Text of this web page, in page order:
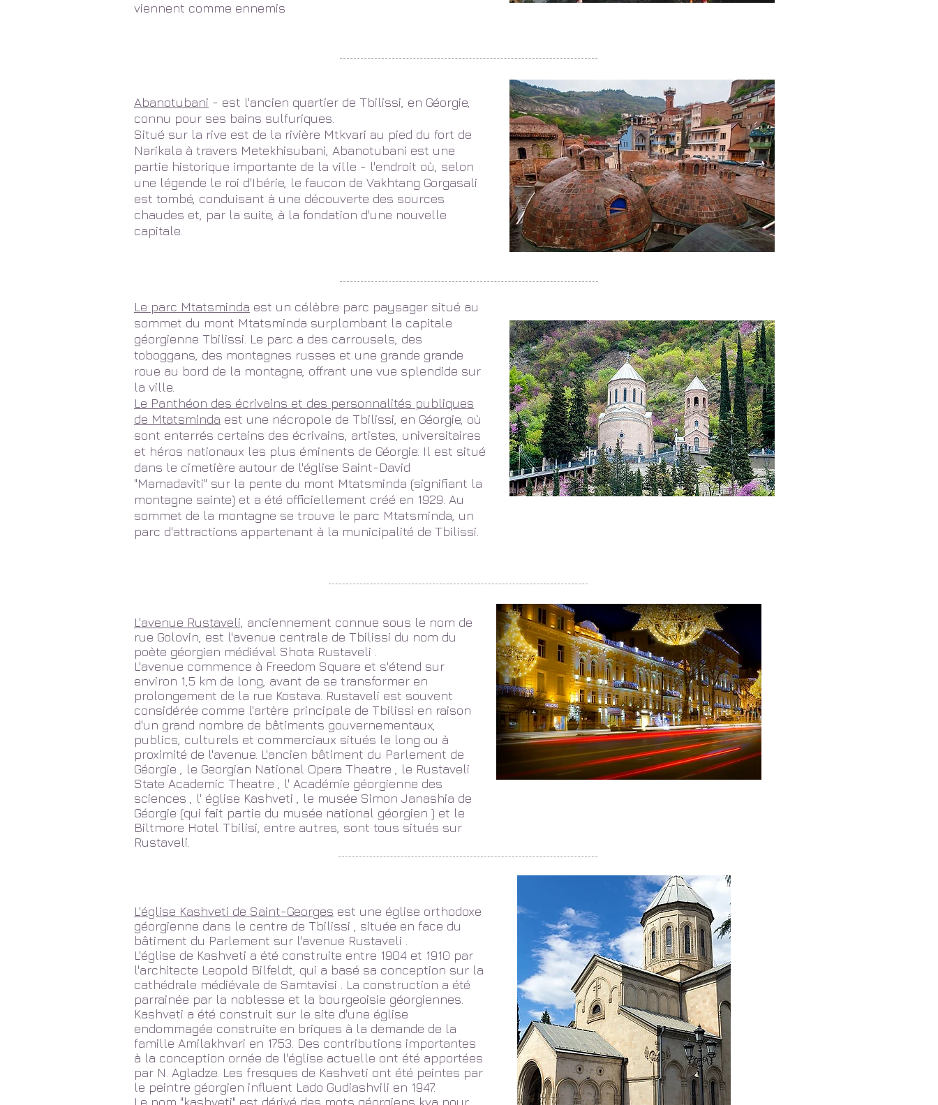
viennent comme ennemis
Abanotubani - est l'ancien quartier de Tbilissi, en Géorgie,
connu pour ses bains sulfuriques.
Situé sur la rive est de la rivière Mtkvari au pied du fort de
Narikala à travers Metekhisubani, Abanotubani est une
partie historique importante de la ville - l'endroit où, selon
une légende le roi d'Ibérie, le faucon de Vakhtang Gorgasali
est tombé, conduisant à une découverte des sources
chaudes et, par la suite, à la fondation d'une nouvelle
capitale.
Le parc Mtatsminda est un célèbre parc paysager situé au
sommet du mont Mtatsminda surplombant la capitale
géorgienne Tbilissi. Le parc a des carrousels, des
toboggans, des montagnes russes et une grande grande
roue au bord de la montagne, offrant une vue splendide sur
la ville.
Le Panthéon des écrivains et des personnalités publiques
de Mtatsminda est une nécropole de Tbilissi, en Géorgie, où
sont enterrés certains des écrivains, artistes, universitaires
et héros nationaux les plus éminents de Géorgie. Il est situé
dans le cimetière autour de l'église Saint-David
"Mamadaviti" sur la pente du mont Mtatsminda (signifiant la
montagne sainte) et a été officiellement créé en 1929. Au
sommet de la montagne se trouve le parc Mtatsminda, un
parc d'attractions appartenant à la municipalité de Tbilissi.
L'avenue Rustaveli, anciennement connue sous le nom de
rue Golovin, est l'avenue centrale de Tbilissi du nom du
poète géorgien médiéval Shota Rustaveli
L'avenue commence à Freedom Square et s'étend sur
environ 1,5 km de long, avant de se transformer en
prolongement de la rue Kostava. Rustaveli est souvent
considérée comme l'artère principale de Tbilissi en raison
d'un grand nombre de bâtiments gouvernementaux,
publics, culturels et commerciaux situés le long ou à
proximité de l'avenue. L'ancien bâtiment du Parlement de
Géorgie , le Georgian National Opera Theatre , le Rustaveli
State Academic Theatre , l' Académie géorgienne des
sciences , l' église Kashveti , le musée Simon Janashia de
Géorgie (qui fait partie du musée national géorgien ) et le
Biltmore Hotel Tbilisi, entre autres, sont tous situés sur
Rustaveli.
L'église Kashveti de Saint-Georges est une église orthodoxe
géorgienne dans le centre de Tbilissi , située en face du
bâtiment du Parlement sur l'avenue Rustaveli
L'église de Kashveti a été construite entre 1904 et 1910 par
l'architecte Leopold Bilfeldt, qui a basé sa conception sur la
cathédrale médiévale de Samtavisi . La construction a été
parrainée par la noblesse et la bourgeoisie géorgiennes.
Kashveti a été construit sur le site d'une église
endommagée construite en briques à la demande de la
famille Amilakhvari en 1753. Des contributions importantes
à la conception ornée de l'église actuelle ont été apportées
par N. Agladze. Les fresques de Kashveti ont été peintes par
le peintre géorgien influent Lado Gudiashvili en 1947.
Le nom "kashveti" est dérivé des mots géorgiens kva pour